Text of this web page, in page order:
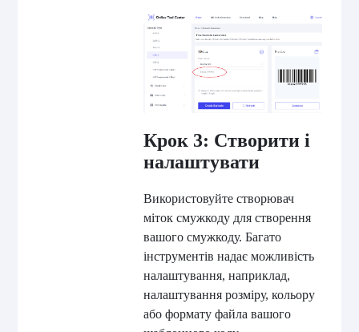
Крок 3: Створити і
налаштувати
Використовуйте створювач
міток смужкоду для створення
вашого смужкоду. Багато
інструментів надає можливість
налаштування, наприклад,
налаштування розміру, кольору
або формату файла вашого